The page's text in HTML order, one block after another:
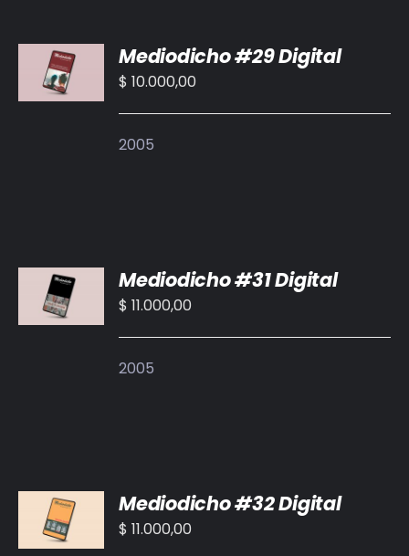
RED EOL
MEDIODICHO
AL
CARRITO
/
Mediodicho #29 Digital
$ 10.000,00
2005
AL
CARRITO
/
Mediodicho #31 Digital
$ 11.000,00
2005
AL
CARRITO
/
Mediodicho #32 Digital
$ 11.000,00